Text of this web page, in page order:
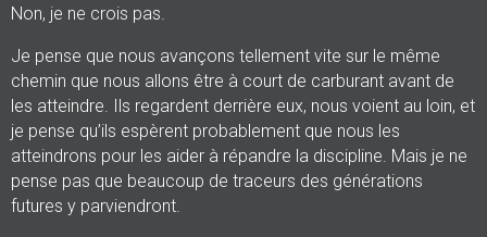
Non, je ne crois pas.
Je pense que nous avançons tellement vite sur le même
chemin que nous allons être à court de carburant avant de
les atteindre. Ils regardent derrière eux, nous voient au loin, et
je pense qu’ils espèrent probablement que nous les
atteindrons pour les aider à répandre la discipline. Mais je ne
pense pas que beaucoup de traceurs des générations
futures y parviendront.